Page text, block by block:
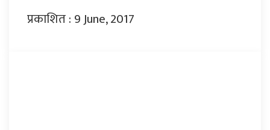
प्रकाशित : 9 June, 2017